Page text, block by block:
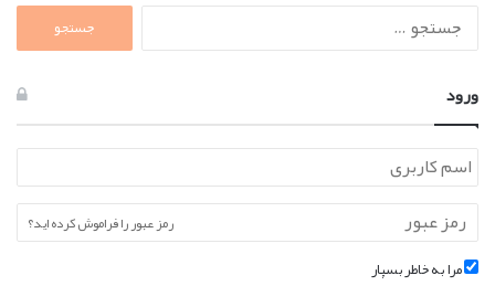
جستجو
ورود
رمز عبور را فراموش کرده اید؟
مرا به خاطر بسپار